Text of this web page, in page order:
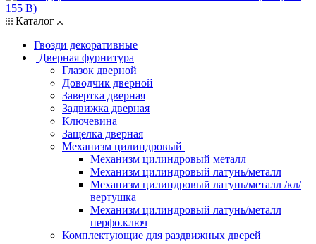
Каталог
Гвозди декоративные
Дверная фурнитура
Глазок дверной
Доводчик дверной
Завертка дверная
Задвижка дверная
Ключевина
Защелка дверная
Механизм цилиндровый
Механизм цилиндровый металл
Механизм цилиндровый латунь/металл
Механизм цилиндровый латунь/металл /кл/
вертушка
Механизм цилиндровый латунь/металл
перфо.ключ
Комплектующие для раздвижных дверей